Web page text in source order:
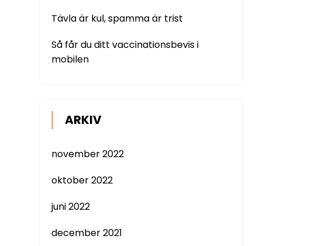
Tävla är kul, spamma är trist
Så får du ditt vaccinationsbevis i
mobilen
ARKIV
november 2022
oktober 2022
juni 2022
december 2021